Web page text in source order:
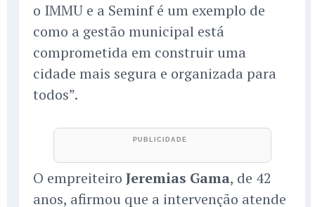
o IMMU e a Seminf é um exemplo de
como a gestão municipal está
comprometida em construir uma
cidade mais segura e organizada para
todos”.
O empreiteiro Jeremias Gama, de 42
anos, afirmou que a intervenção atende